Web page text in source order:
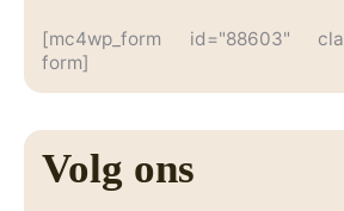
[mc4wp_form id="88603"
form]
Volg ons